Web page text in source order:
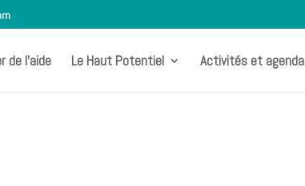
de l’aide Le Haut Potentiel Activités et agenda